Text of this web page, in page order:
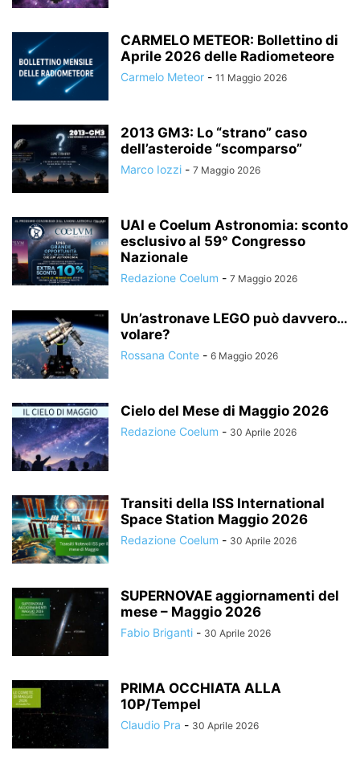
CARMELO METEOR: Bollettino di
Aprile 2026 delle Radiometeore
Carmelo Meteor - 11 Maggio 2026
2013 GM3: Lo “strano” caso
dell’asteroide “scomparso”
Marco Iozzi - 7 Maggio 2026
UAI e Coelum Astronomia: sconto
esclusivo al 59° Congresso
Nazionale
Redazione Coelum - 7 Maggio 2026
Un’astronave LEGO può davvero…
volare?
Rossana Conte - 6 Maggio 2026
Cielo del Mese di Maggio 2026
Redazione Coelum - 30 Aprile 2026
Transiti della ISS International
Space Station Maggio 2026
Redazione Coelum - 30 Aprile 2026
SUPERNOVAE aggiornamenti del
mese – Maggio 2026
Fabio Briganti - 30 Aprile 2026
PRIMA OCCHIATA ALLA
10P/Tempel
Claudio Pra - 30 Aprile 2026